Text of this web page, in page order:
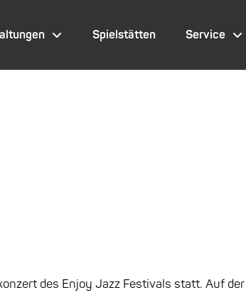
Spielstätten Service
des Enjoy Jazz Festivals statt. Auf